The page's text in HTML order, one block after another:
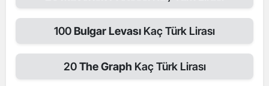
100Bulgar Levası Kaç Türk Lirası
20The Graph Kaç Türk Lirası